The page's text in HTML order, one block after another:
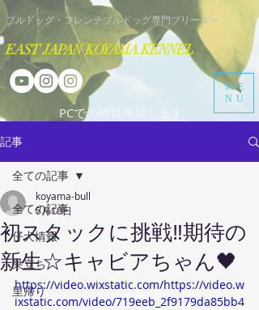
EAST JAPAN KOYAMA KENNEL
​PCでの閲覧推奨します
​ブルドッグ・フレンチブルドッグ専門ブリーダー
ME
NU
記事
全ての記事
仔犬情報
巣立ち
里帰り
全ての記事
初スタックに挑戦‼️期待の
新生☆キャビアちゃん🖤
koyama-bull
5月10日
https://video.wixstatic.com/https://video.w
ixstatic.com/video/719eeb_2f9179da85bb4